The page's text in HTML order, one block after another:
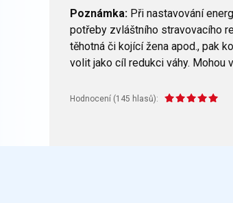
Poznámka: Při nastavování
potřeby zvláštního stravovacího
těhotná či kojící žena apod., pak
volit jako cíl redukci váhy. Mohou
Hodnocení (145 hlasů):